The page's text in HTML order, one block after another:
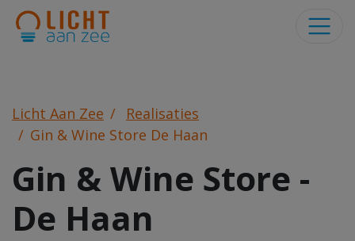
Licht Aan Zee
Realisaties
Gin & Wine Store De Haan
Gin & Wine Store -
De Haan